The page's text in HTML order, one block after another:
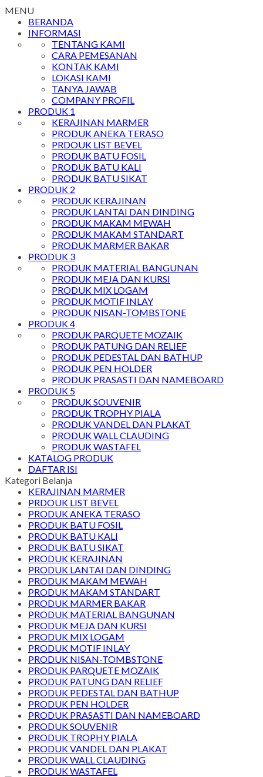
MENU
BERANDA
INFORMASI
TENTANG KAMI
CARA PEMESANAN
KONTAK KAMI
LOKASI KAMI
TANYA JAWAB
COMPANY PROFIL
PRODUK 1
KERAJINAN MARMER
PRODUK ANEKA TERASO
PRDOUK LIST BEVEL
PRODUK BATU FOSIL
PRODUK BATU KALI
PRODUK BATU SIKAT
PRODUK 2
PRODUK KERAJINAN
PRODUK LANTAI DAN DINDING
PRODUK MAKAM MEWAH
PRODUK MAKAM STANDART
PRODUK MARMER BAKAR
PRODUK 3
PRODUK MATERIAL BANGUNAN
PRODUK MEJA DAN KURSI
PRODUK MIX LOGAM
PRODUK MOTIF INLAY
PRODUK NISAN-TOMBSTONE
PRODUK 4
PRODUK PARQUETE MOZAIK
PRODUK PATUNG DAN RELIEF
PRODUK PEDESTAL DAN BATHUP
PRODUK PEN HOLDER
PRODUK PRASASTI DAN NAMEBOARD
PRODUK 5
PRODUK SOUVENIR
PRODUK TROPHY PIALA
PRODUK VANDEL DAN PLAKAT
PRODUK WALL CLAUDING
PRODUK WASTAFEL
KATALOG PRODUK
DAFTAR ISI
Kategori Belanja
KERAJINAN MARMER
PRDOUK LIST BEVEL
PRODUK ANEKA TERASO
PRODUK BATU FOSIL
PRODUK BATU KALI
PRODUK BATU SIKAT
PRODUK KERAJINAN
PRODUK LANTAI DAN DINDING
PRODUK MAKAM MEWAH
PRODUK MAKAM STANDART
PRODUK MARMER BAKAR
PRODUK MATERIAL BANGUNAN
PRODUK MEJA DAN KURSI
PRODUK MIX LOGAM
PRODUK MOTIF INLAY
PRODUK NISAN-TOMBSTONE
PRODUK PARQUETE MOZAIK
PRODUK PATUNG DAN RELIEF
PRODUK PEDESTAL DAN BATHUP
PRODUK PEN HOLDER
PRODUK PRASASTI DAN NAMEBOARD
PRODUK SOUVENIR
PRODUK TROPHY PIALA
PRODUK VANDEL DAN PLAKAT
PRODUK WALL CLAUDING
PRODUK WASTAFEL